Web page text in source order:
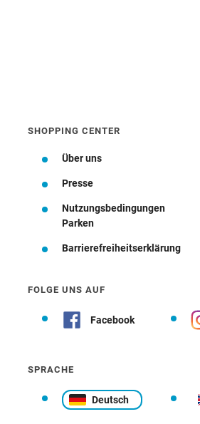
SHOPPING CENTER
Über uns
Presse
Nutzungsbedingungen
Parken
Barrierefreiheitserklärung
FOLGE UNS AUF
Facebook
SPRACHE
Deutsch